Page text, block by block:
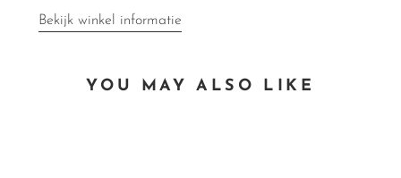
Bekijk winkel informatie
YOU MAY ALSO LIKE